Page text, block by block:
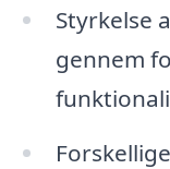
Styrkelse
gennem